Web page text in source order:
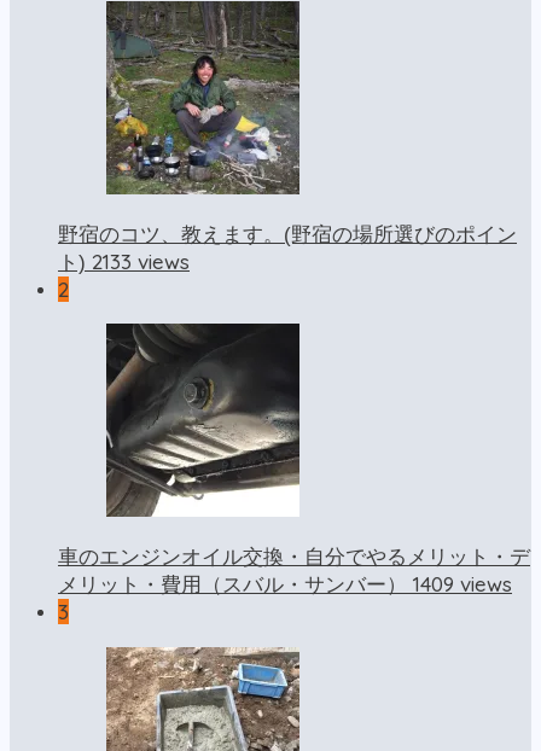
野宿のコツ、教えます。(野宿の場所選びのポイン
ト) 2133 views
2
車のエンジンオイル交換・自分でやるメリット・デ
メリット・費用（スバル・サンバー） 1409 views
3